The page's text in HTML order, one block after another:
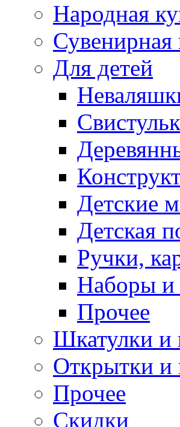
Народная
Сувенирная
Для детей
Детские
Детская
Ручки,
Наборы и
Прочее
Шкатулки и
Открытки и
Прочее
Скидки